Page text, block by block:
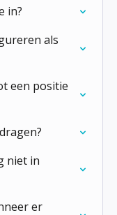
in?
als
een positie
niet in
er